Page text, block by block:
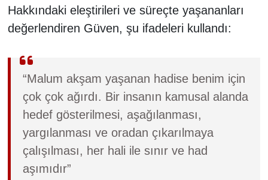
Hakkındaki eleştirileri ve süreçte yaşananları
değerlendiren Güven, şu ifadeleri kullandı:
“Malum akşam yaşanan hadise benim için
çok çok ağırdı. Bir insanın kamusal alanda
hedef gösterilmesi, aşağılanması,
yargılanması ve oradan çıkarılmaya
çalışılması, her hali ile sınır ve had
aşımıdır”